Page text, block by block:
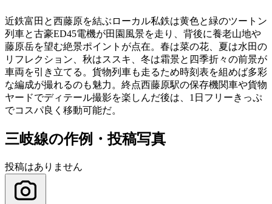
近鉄富田と西藤原を結ぶローカル私鉄は黄色と緑のツートン
列車と古豪ED45電機が田園風景を走り、背後に養老山地や
藤原岳を望む絶景ポイントが点在。春は菜の花、夏は水田の
リフレクション、秋はススキ、冬は霜景と四季折々の前景が
車両を引き立てる。貨物列車も走るため時刻表を組めば多彩
な編成が撮れるのも魅力。終点西藤原駅の保存機関車や貨物
ヤードでディテール撮影を楽しんだ後は、1日フリーきっぷ
でコスパ良く移動可能だ。
三岐線の作例・投稿写真
投稿はありません